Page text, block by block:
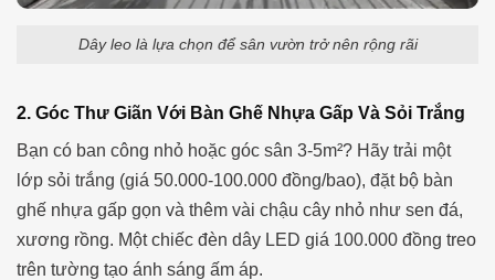
Dây leo là lựa chọn để sân vườn trở nên rộng rãi
2. Góc Thư Giãn Với Bàn Ghế Nhựa Gấp Và Sỏi Trắng
Bạn có ban công nhỏ hoặc góc sân 3-5m²? Hãy trải một
lớp sỏi trắng (giá 50.000-100.000 đồng/bao), đặt bộ bàn
ghế nhựa gấp gọn và thêm vài chậu cây nhỏ như sen đá,
xương rồng. Một chiếc đèn dây LED giá 100.000 đồng treo
trên tường tạo ánh sáng ấm áp.